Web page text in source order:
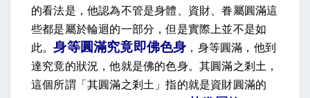
的看法是，他認為不管是身體、資財、眷屬圓滿這
些都是屬於輪迴的一部分，但是實際上並不是如
此。身等圓滿究竟即佛色身 ，身等圓滿，他到
達究竟的狀況，他就是佛的色身。其圓滿之剎土，
這個所謂「其圓滿之剎土」指的就是資財圓滿的